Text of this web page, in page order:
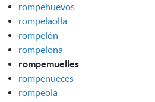
rompehuevos
rompelaolla
rompelón
rompelona
rompemuelles
rompenueces
rompeola